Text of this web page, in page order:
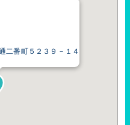
二番町５２３９－１４